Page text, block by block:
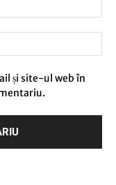
și site-ul web în